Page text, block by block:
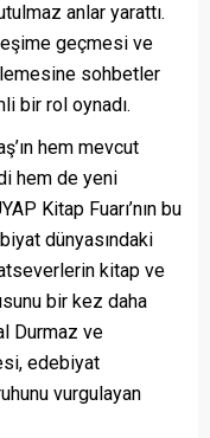
anlar yarattı.
geçmesi ve
sohbetler
bir rol oynadı.
hem mevcut
hem de yeni
Kitap Fuarı’nın bu
dünyasındaki
kitap ve
bir kez daha
Durmaz ve
edebiyat
vurgulayan